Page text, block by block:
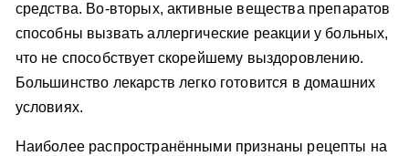
средства. Во-вторых, активные вещества препаратов
способны вызвать аллергические реакции у больных,
что не способствует скорейшему выздоровлению.
Большинство лекарств легко готовится в домашних
условиях.
Наиболее распространёнными признаны рецепты на